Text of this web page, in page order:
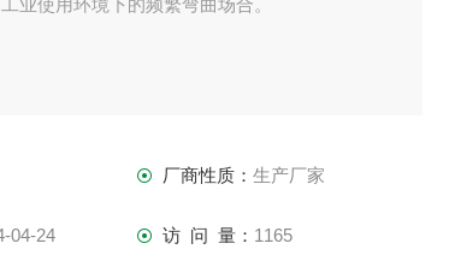
业使用环境下的频繁弯曲场合。
厂商性质： 生产厂家
04-24 访 问 量： 1165